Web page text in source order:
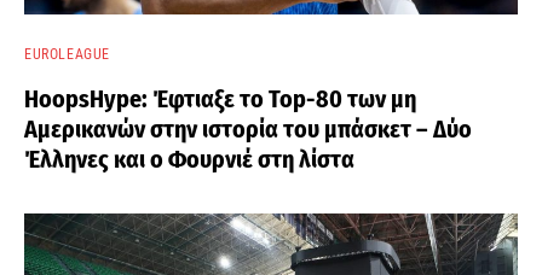
EUROLEAGUE
HoopsHype: Έφτιαξε το Top-80 των μη
Αμερικανών στην ιστορία του μπάσκετ – Δύο
Έλληνες και ο Φουρνιέ στη λίστα